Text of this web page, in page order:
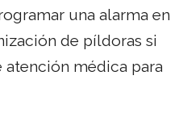
una alarma en
de píldoras si
médica para